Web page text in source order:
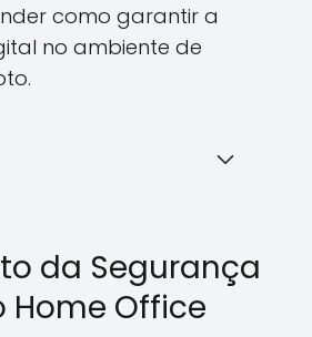
como garantir a
no ambiente de
da Segurança
Home Office